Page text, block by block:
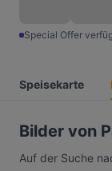
Special Offer
Speisekarte
Bilder von
Auf der Suche